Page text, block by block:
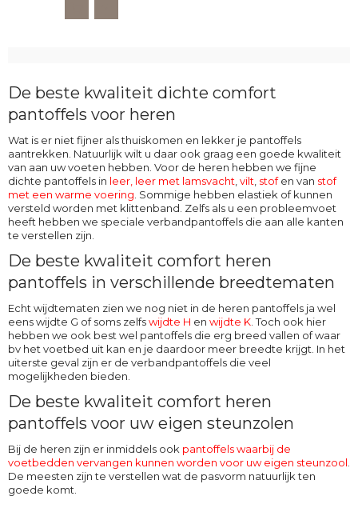
De beste kwaliteit dichte comfort
pantoffels voor heren
Wat is er niet fijner als thuiskomen en lekker je pantoffels
aantrekken. Natuurlijk wilt u daar ook graag een goede kwaliteit
van aan uw voeten hebben. Voor de heren hebben we fijne
dichte pantoffels in leer, leer met lamsvacht,vilt, stofen van stof
met een warme voering. Sommige hebben elastiek of kunnen
versteld worden met klittenband. Zelfs als u een probleemvoet
heeft hebben we speciale verbandpantoffels die aan alle kanten
te verstellen zijn.
De beste kwaliteit comfort heren
pantoffels in verschillende breedtematen
Echt wijdtematen zien we nog niet in de heren pantoffels ja wel
eens wijdte G of soms zelfswijdte H en wijdte K. Toch ook hier
hebben we ook best wel pantoffels die erg breed vallen of waar
bv het voetbed uit kan en je daardoor meer breedte krijgt. In het
uiterste geval zijn er de verbandpantoffels die veel
mogelijkheden bieden.
De beste kwaliteit comfort heren
pantoffels voor uw eigen steunzolen
Bij de heren zijn er inmiddels ook pantoffels waarbij de
voetbedden vervangen kunnen worden voor uw eigen steunzool.
De meesten zijn te verstellen wat de pasvorm natuurlijk ten
goede komt.